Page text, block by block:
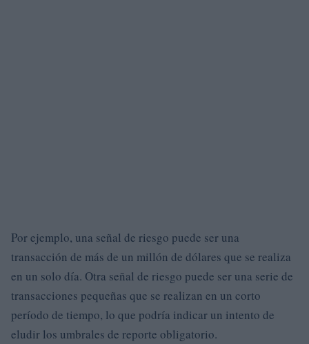
Por ejemplo, una señal de riesgo puede ser una
transacción de más de un millón de dólares que se realiza
en un solo día. Otra señal de riesgo puede ser una serie de
transacciones pequeñas que se realizan en un corto
período de tiempo, lo que podría indicar un intento de
eludir los umbrales de reporte obligatorio.